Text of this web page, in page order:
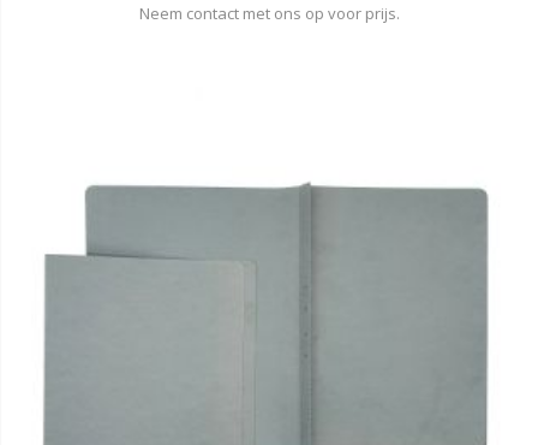
Neem contact met ons op voor prijs.